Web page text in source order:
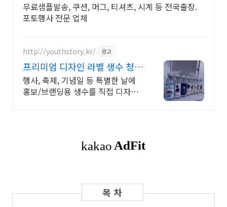
무료샘플발송, 쿠션, 머그, 티셔츠, 시계 등 전국출장.
포토행사 전문 업체
http://youthstory.kr/ 광고
프리미엄 디자인 라벨 생수 청춘
스토리
행사, 축제, 기념일 등 특별한 날에
홍보/브랜딩용 생수를 직접 디자인